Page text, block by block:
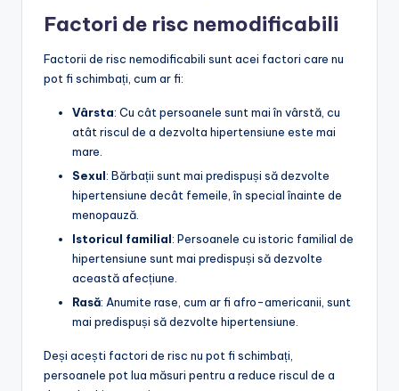
Factori de risc nemodificabili
Factorii de risc nemodificabili sunt acei factori care nu
pot fi schimbați, cum ar fi:
Vârsta: Cu cât persoanele sunt mai în vârstă, cu
atât riscul de a dezvolta hipertensiune este mai
mare.
Sexul: Bărbații sunt mai predispuși să dezvolte
hipertensiune decât femeile, în special înainte de
menopauză.
Istoricul familial: Persoanele cu istoric familial de
hipertensiune sunt mai predispuși să dezvolte
această afecțiune.
Rasă: Anumite rase, cum ar fi afro-americanii, sunt
mai predispuși să dezvolte hipertensiune.
Deși acești factori de risc nu pot fi schimbați,
persoanele pot lua măsuri pentru a reduce riscul de a